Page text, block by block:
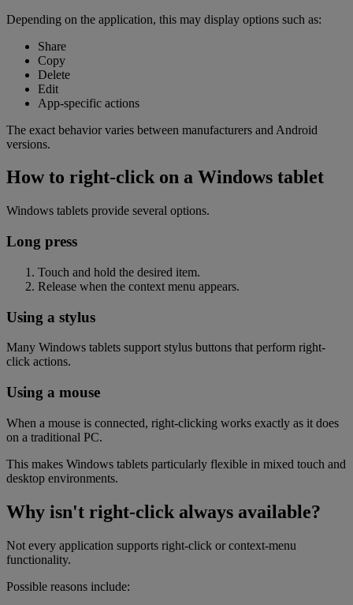
Depending on the application, this may display options such as:
Share
Copy
Delete
Edit
App-specific actions
The exact behavior varies between manufacturers and Android
versions.
How to right-click on a Windows tablet
Windows tablets provide several options.
Long press
Touch and hold the desired item.
Release when the context menu appears.
Using a stylus
Many Windows tablets support stylus buttons that perform right-
click actions.
Using a mouse
When a mouse is connected, right-clicking works exactly as it does
on a traditional PC.
This makes Windows tablets particularly flexible in mixed touch and
desktop environments.
Why isn't right-click always available?
Not every application supports right-click or context-menu
functionality.
Possible reasons include: